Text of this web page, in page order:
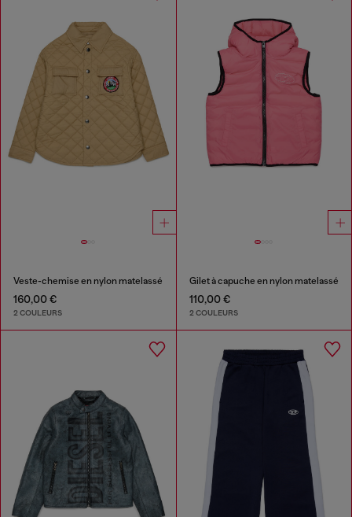
Veste-chemise en nylon matelassé
160,00 €
2 COULEURS
Gilet à capuche en nylon matelassé
110,00 €
2 COULEURS